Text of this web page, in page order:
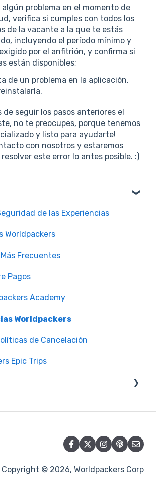
problema en el momento de
verifica si cumples con todos los
de la vacante a la que te estás
incluyendo el período mínimo y
por el anfitrión, y confirma si
están disponibles;
de un problema en la aplicación,
de seguir los pasos anteriores el
no te preocupes, porque tenemos
y listo para ayudarte!
con nosotros y estaremos
este error lo antes posible. :)
de las Experiencias
Worldpackers
Frecuentes
Pagos
Academy
Worldpackers
de Cancelación
Epic Trips
tu perfil
y disponibilidad
Copyright © 2026, Worldpackers Corp